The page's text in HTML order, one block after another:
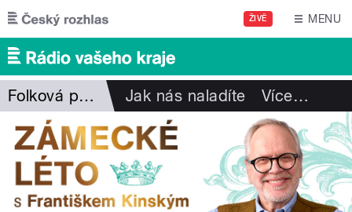
Přejít k hlavnímu obsahu
ŽIVĚ MENU
Folková pohlazení Jak nás naladíte Více…